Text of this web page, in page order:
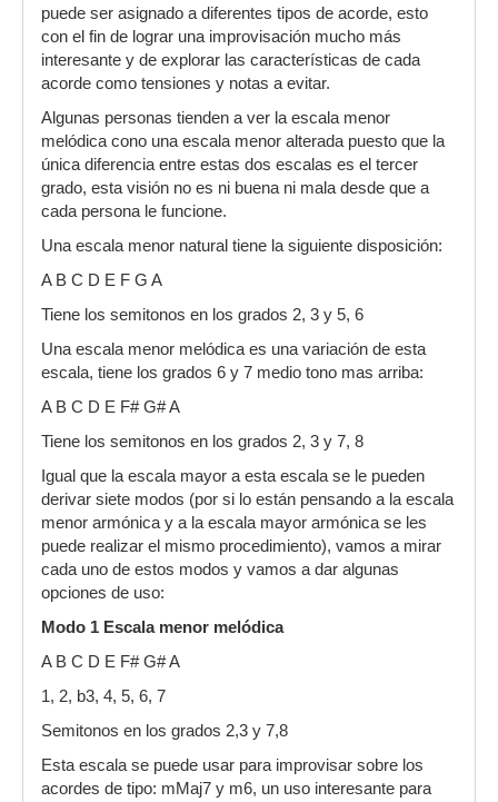
puede ser asignado a diferentes tipos de acorde, esto
con el fin de lograr una improvisación mucho más
interesante y de explorar las características de cada
acorde como tensiones y notas a evitar.
Algunas personas tienden a ver la escala menor
melódica cono una escala menor alterada puesto que la
única diferencia entre estas dos escalas es el tercer
grado, esta visión no es ni buena ni mala desde que a
cada persona le funcione.
Una escala menor natural tiene la siguiente disposición:
A B C D E F G A
Tiene los semitonos en los grados 2, 3 y 5, 6
Una escala menor melódica es una variación de esta
escala, tiene los grados 6 y 7 medio tono mas arriba:
A B C D E F# G# A
Tiene los semitonos en los grados 2, 3 y 7, 8
Igual que la escala mayor a esta escala se le pueden
derivar siete modos (por si lo están pensando a la escala
menor armónica y a la escala mayor armónica se les
puede realizar el mismo procedimiento), vamos a mirar
cada uno de estos modos y vamos a dar algunas
opciones de uso:
Modo 1 Escala menor melódica
A B C D E F# G# A
1, 2, b3, 4, 5, 6, 7
Semitonos en los grados 2,3 y 7,8
Esta escala se puede usar para improvisar sobre los
acordes de tipo: mMaj7 y m6, un uso interesante para